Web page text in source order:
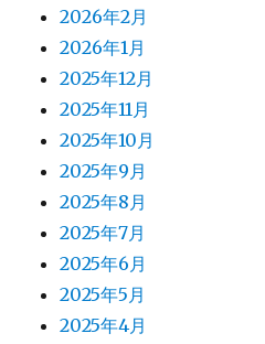
2026年2月
2026年1月
2025年12月
2025年11月
2025年10月
2025年9月
2025年8月
2025年7月
2025年6月
2025年5月
2025年4月